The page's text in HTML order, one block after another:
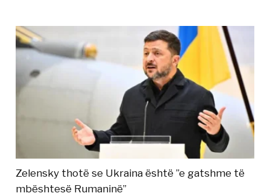
Zelensky thotë se Ukraina është ”e gatshme të
mbështesë Rumaninë”